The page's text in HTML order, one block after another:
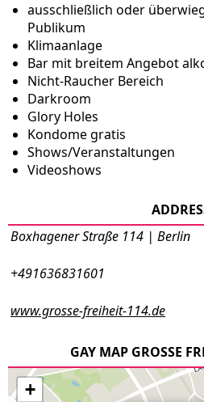
ausschließlich oder
Publikum
Klimaanlage
Bar mit breitem Angebot
Nicht-Raucher Bereich
Darkroom
Glory Holes
Kondome gratis
Shows/Veranstaltungen
Videoshows
Boxhagener Straße 114 | Berlin
+491636831601
www.grosse-freiheit-114.de
GAY MAP GROSSE
+